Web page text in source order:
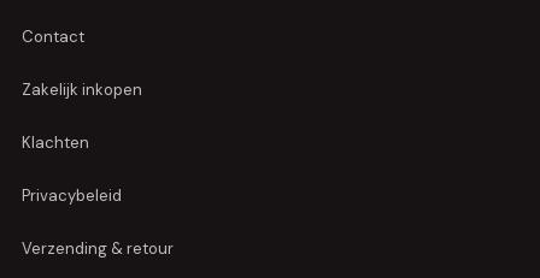
Contact
Zakelijk inkopen
Klachten
Privacybeleid
Verzending & retour